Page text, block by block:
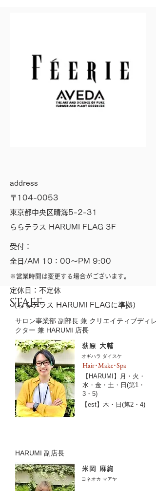
address
〒104-0053
東京都中央区晴海5-2-31
​ららテラス HARUMI FLAG 3F
受付：
全日/AM 10：00～PM 9:00
※営業時間は変更する場合がございます。
​定休日：不定休
（ららテラス HARUMI FLAGに準拠）
​フェリー アヴェ
ダ 晴海
STAFF
サロン事業部 副部長 兼 クリエイティブディレ
クター 兼 HARUMI 店長
荻原 大輔
オギハラ ダイスケ
Hair･Make･Spa
【HARUMI】月・火・
水・金・土・日(第1・
3・5)
【est】木・日(第2・4)
HARUMI 副店長
米岡 麻絢
ヨネオカ マアヤ